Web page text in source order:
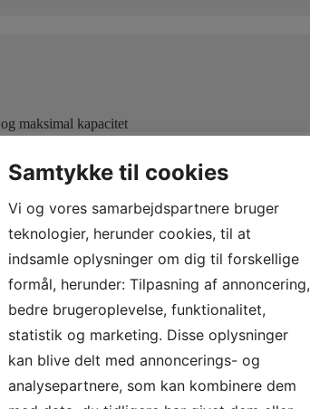
maksimal kapacitet
Samtykke til cookies
Vi og vores samarbejdspartnere bruger
teknologier, herunder cookies, til at
indsamle oplysninger om dig til forskellige
formål, herunder: Tilpasning af annoncering,
bedre brugeroplevelse, funktionalitet,
statistik og marketing. Disse oplysninger
kan blive delt med annoncerings- og
analysepartnere, som kan kombinere dem